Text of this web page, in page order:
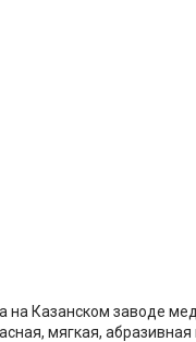
на Казанском заводе
мягкая,